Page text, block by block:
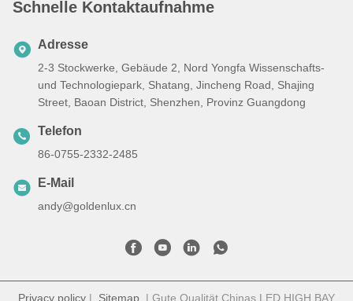
Schnelle Kontaktaufnahme
Adresse
2-3 Stockwerke, Gebäude 2, Nord Yongfa Wissenschafts-
und Technologiepark, Shatang, Jincheng Road, Shajing
Street, Baoan District, Shenzhen, Provinz Guangdong
Telefon
86-0755-2332-2485
E-Mail
andy@goldenlux.cn
Privacy policy | Sitemap | Gute Qualität Chinas LED HIGH BAY